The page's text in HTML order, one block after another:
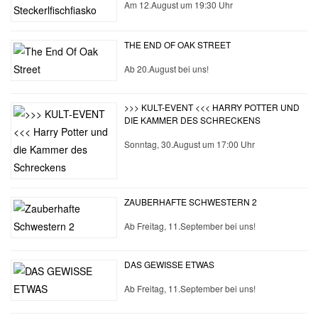
Am 12.August um 19:30 Uhr
THE END OF OAK STREET
Ab 20.August bei uns!
>>> KULT-EVENT <<< HARRY POTTER UND
DIE KAMMER DES SCHRECKENS
Sonntag, 30.August um 17:00 Uhr
ZAUBERHAFTE SCHWESTERN 2
Ab Freitag, 11.September bei uns!
DAS GEWISSE ETWAS
Ab Freitag, 11.September bei uns!